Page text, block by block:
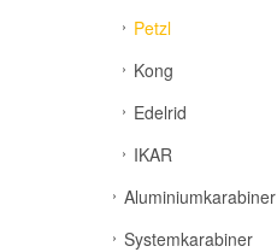
Petzl
Kong
Edelrid
IKAR
Aluminiumkarabiner
Systemkarabiner